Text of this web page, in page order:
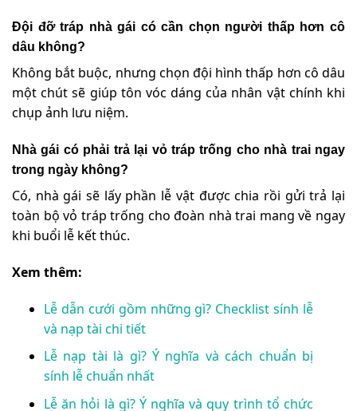
Đội đỡ tráp nhà gái có cần chọn người thấp hơn cô
dâu không?
Không bắt buộc, nhưng chọn đội hình thấp hơn cô dâu
một chút sẽ giúp tôn vóc dáng của nhân vật chính khi
chụp ảnh lưu niệm.
Nhà gái có phải trả lại vỏ tráp trống cho nhà trai ngay
trong ngày không?
Có, nhà gái sẽ lấy phần lễ vật được chia rồi gửi trả lại
toàn bộ vỏ tráp trống cho đoàn nhà trai mang về ngay
khi buổi lễ kết thúc.
Xem thêm:
Lễ dẫn cưới gồm những gì? Checklist sính lễ
và nạp tài chi tiết
Lễ nạp tài là gì? Ý nghĩa và cách chuẩn bị
sính lễ chuẩn nhất
Lễ ăn hỏi là gì? Ý nghĩa và quy trình tổ chức